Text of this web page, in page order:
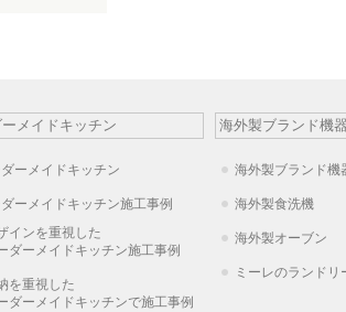
メイドキッチン
ーメイドキッチン
ーメイドキッチン施工事例
インを重視した
ダーメイドキッチン施工事例
を重視した
ダーメイドキッチンで施工事例
海外製ブランド機器
海外製ブランド機
海外製食洗機
海外製オーブン
ミーレのランドリ